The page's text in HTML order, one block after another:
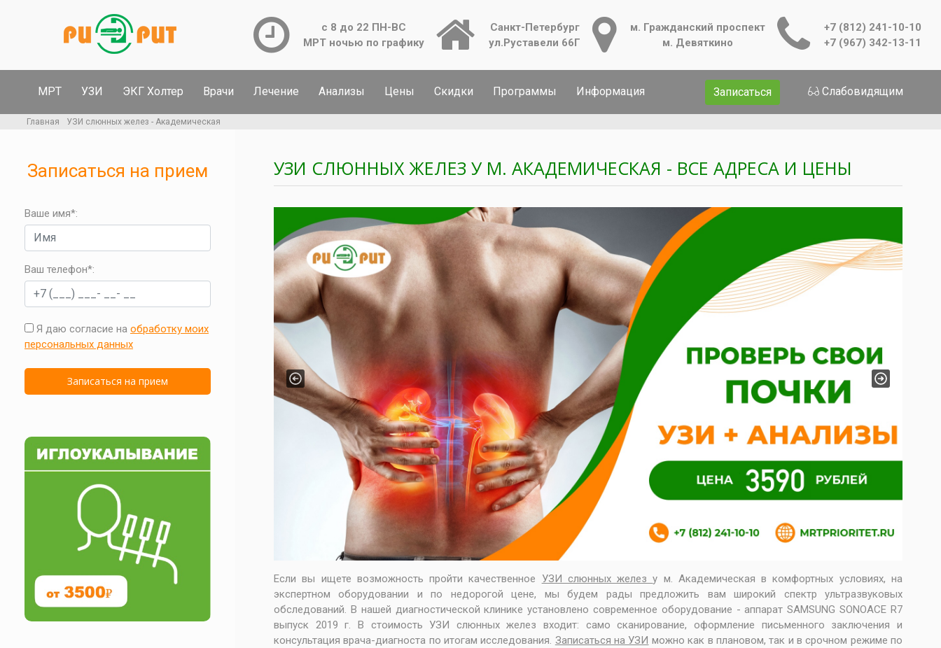
с 8 до 22 ПН-ВС
МРТ ночью по графику
Санкт-Петербург
ул.Руставели 66Г
м. Гражданский проспект
м. Девяткино
+7 (812) 241-10-10
+7 (967) 342-13-11
МРТ УЗИ ЭКГ Холтер Врачи Лечение Анализы Цены Скидки Программы Информация Записаться Слабовидящим
Главная УЗИ слюнных желез - Академическая
Записаться на прием
Ваше имя*:
Ваш телефон*:
Я даю согласие на обработку моих
персональных данных
УЗИ СЛЮННЫХ ЖЕЛЕЗ У М. АКАДЕМИЧЕСКАЯ - ВСЕ АДРЕСА И ЦЕНЫ
Previous Next
Если вы ищете возможность пройти качественное УЗИ слюнных железу м. Академическая в комфортных условиях, на
экспертном оборудовании и по недорогой цене, мы будем рады предложить вам широкий спектр ультразвуковых
обследований. В нашей диагностической клинике установлено современное оборудование - аппарат SAMSUNG SONOACE R7
выпуск 2019 г. В стоимость УЗИ слюнных желез входит: само сканирование, оформление письменного заключения и
консультация врача-диагноста по итогам исследования. Записаться на УЗИ можно как в плановом, так и в срочном режиме по